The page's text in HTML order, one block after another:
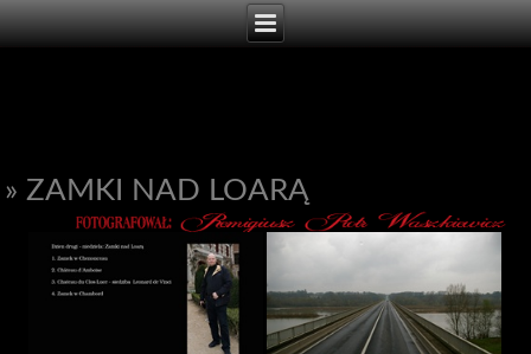
» ZAMKI NAD LOARĄ